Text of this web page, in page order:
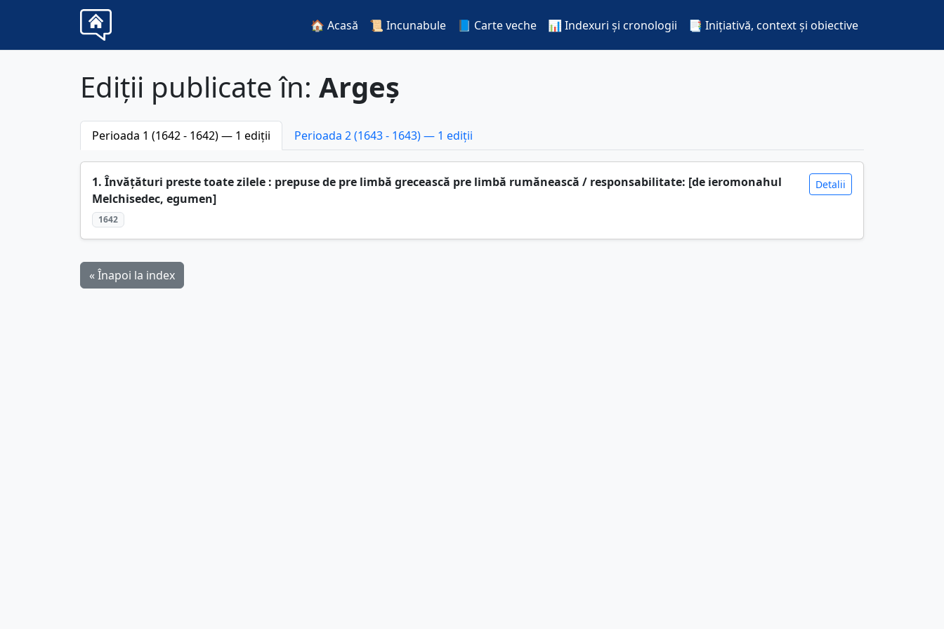
🏠 Acasă 📜 Incunabule 📘 Carte veche 📊 Indexuri și cronologii 📑 Inițiativă, context și obiective
Ediții publicate în: Argeș
Perioada 1 (1642 - 1642) — 1 ediții Perioada 2 (1643 - 1643) — 1 ediții
1. Învățături preste toate zilele : prepuse de pre limbă grecească pre limbă rumănească / responsabilitate: [de ieromonahul
Melchisedec, egumen]
1642
Detalii
« Înapoi la index